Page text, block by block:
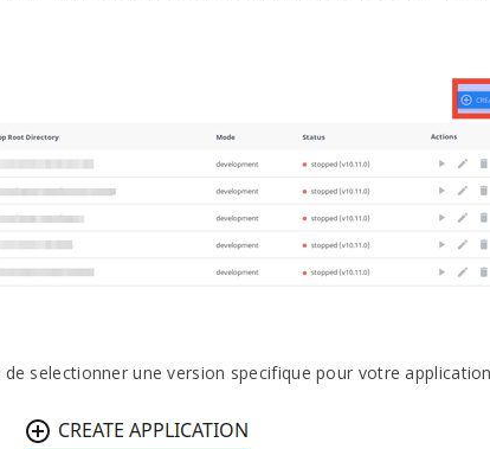
selectionner une version specifique pour votre